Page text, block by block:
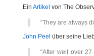
Ein Artikel von The
“They are always
John Peel über seine
“After well over